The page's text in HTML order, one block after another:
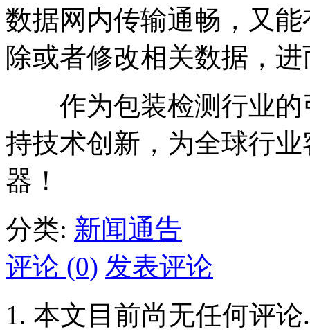
数据网内传输通畅，又
除或者修改相关数据，
作为包装检测行业的
持技术创新，为全球行
器！
分类: 新闻通告
评论 (0) 发表评论
本文目前尚无任何评论.